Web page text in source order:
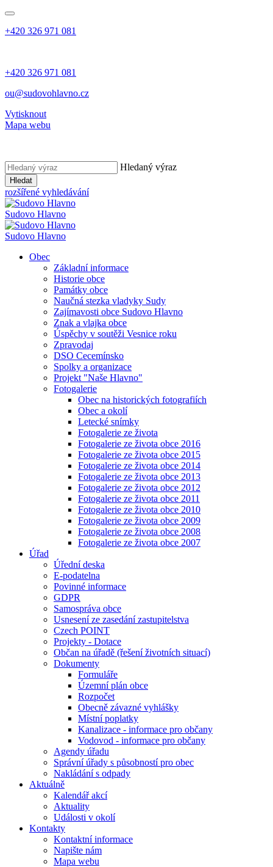
+420 326 971 081
+420 326 971 081
ou@sudovohlavno.cz
Vytisknout
Mapa webu
Hledaný výraz
Hledat
rozšířené vyhledávání
Sudovo Hlavno
Sudovo Hlavno
Obec
Základní informace
Historie obce
Památky obce
Naučná stezka vladyky Sudy
Zajímavosti obce Sudovo Hlavno
Znak a vlajka obce
Úspěchy v soutěži Vesnice roku
Zpravodaj
DSO Cecemínsko
Spolky a organizace
Projekt "Naše Hlavno"
Fotogalerie
Obec na historických fotografiích
Obec a okolí
Letecké snímky
Fotogalerie ze života
Fotogalerie ze života obce 2016
Fotogalerie ze života obce 2015
Fotogalerie ze života obce 2014
Fotogalerie ze života obce 2013
Fotogalerie ze života obce 2012
Fotogalerie ze života obce 2011
Fotogalerie ze života obce 2010
Fotogalerie ze života obce 2009
Fotogalerie ze života obce 2008
Fotogalerie ze života obce 2007
Úřad
Úřední deska
E-podatelna
Povinné informace
GDPR
Samospráva obce
Usnesení ze zasedání zastupitelstva
Czech POINT
Projekty - Dotace
Občan na úřadě (řešení životních situací)
Dokumenty
Formuláře
Územní plán obce
Rozpočet
Obecně závazné vyhlášky
Místní poplatky
Kanalizace - informace pro občany
Vodovod - informace pro občany
Agendy úřadu
Správní úřady s působností pro obec
Nakládání s odpady
Aktuálně
Kalendář akcí
Aktuality
Události v okolí
Kontakty
Kontaktní informace
Napište nám
Mapa webu